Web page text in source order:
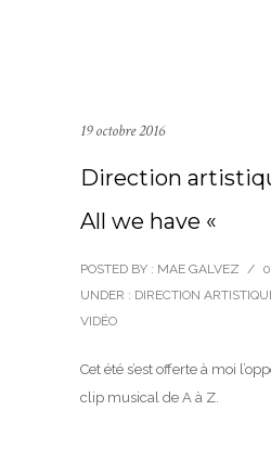
19 octobre 2016
Direction
All we have «
POSTED BY : MAE GALVEZ /
UNDER : DIRECTION
VIDÉO
Cet été s’est offerte à moi
clip musical de A à Z.